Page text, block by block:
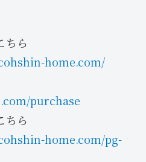
ちら
home.com/
purchase
ちら
home.com/pg-